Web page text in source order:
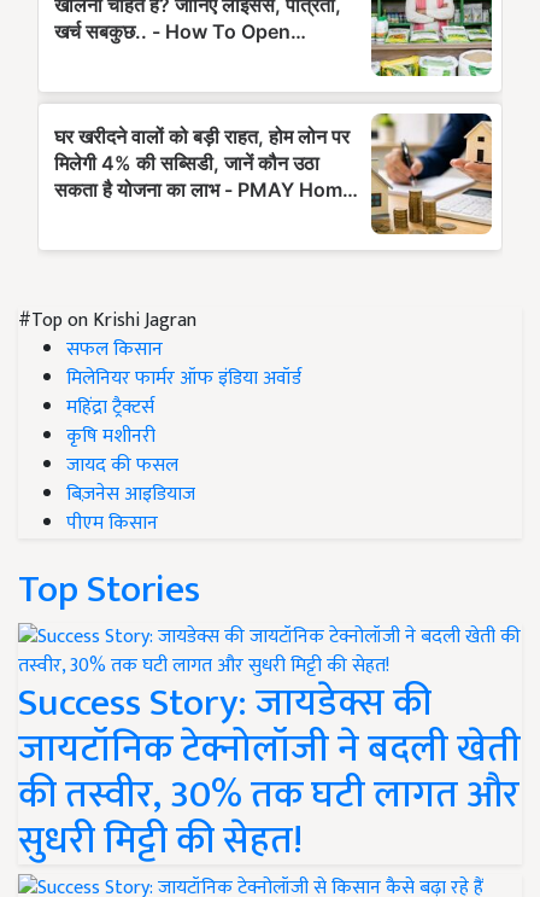
#Top on Krishi Jagran
सफल किसान
मिलेनियर फार्मर ऑफ इंडिया अवॉर्ड
महिंद्रा ट्रैक्टर्स
कृषि मशीनरी
जायद की फसल
बिज़नेस आइडियाज
पीएम किसान
Top Stories
Success Story: जायडेक्स की
जायटॉनिक टेक्नोलॉजी ने बदली खेती
की तस्वीर, 30% तक घटी लागत और
सुधरी मिट्टी की सेहत!